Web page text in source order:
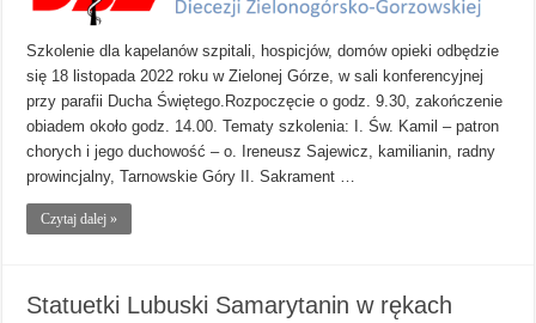
Szkolenie dla kapelanów szpitali, hospicjów, domów opieki odbędzie
się 18 listopada 2022 roku w Zielonej Górze, w sali konferencyjnej
przy parafii Ducha Świętego.Rozpoczęcie o godz. 9.30, zakończenie
obiadem około godz. 14.00. Tematy szkolenia: I. Św. Kamil – patron
chorych i jego duchowość – o. Ireneusz Sajewicz, kamilianin, radny
prowincjalny, Tarnowskie Góry II. Sakrament …
Czytaj dalej »
Statuetki Lubuski Samarytanin w rękach